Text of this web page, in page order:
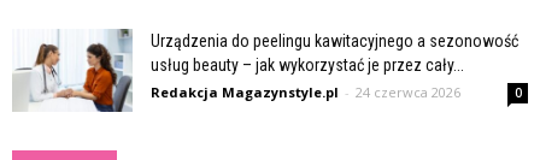
Urządzenia do peelingu kawitacyjnego a sezonowość
usług beauty – jak wykorzystać je przez cały...
Redakcja Magazynstyle.pl - 24 czerwca 2026 0